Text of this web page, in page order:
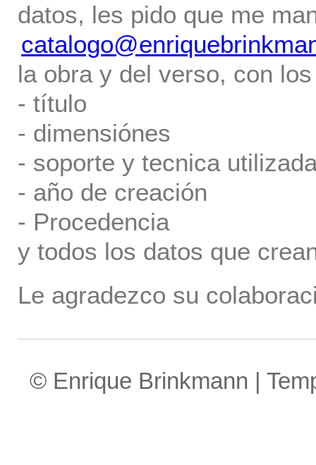
datos, les pido que me
la obra y del verso, con
- título
- dimensiónes
- soporte y tecnica
- año de creación
- Procedencia
y todos los datos que
Le agradezco su
© Enrique Brinkmann |